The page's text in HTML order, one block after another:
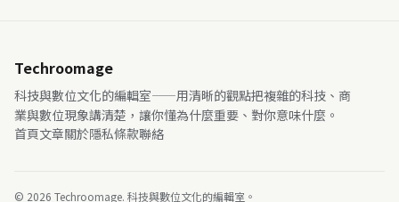
Techroomage
科技與數位文化的編輯室——用清晰的觀點把複雜的科技、商
業與數位現象講清楚，讓你懂為什麼重要、對你意味什麼。
首頁文章關於隱私條款聯絡
© 2026 Techroomage. 科技與數位文化的編輯室。